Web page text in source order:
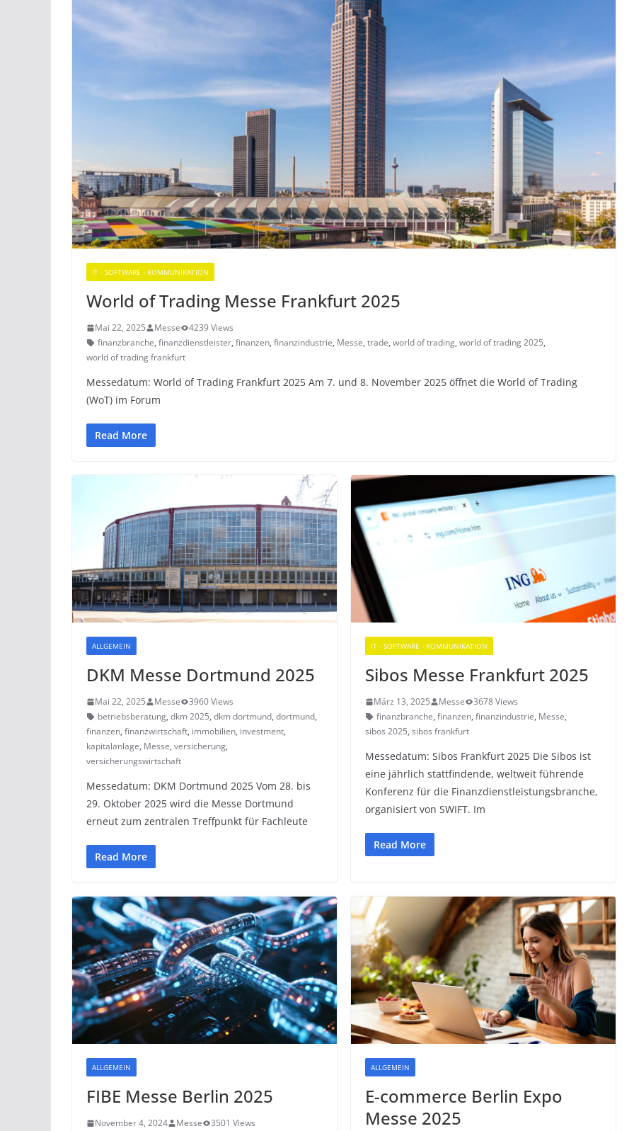
IT - SOFTWARE - KOMMUNIKATION
World of Trading Messe Frankfurt 2025
Mai 22, 2025 Messe
4239 Views
finanzbranche, finanzdienstleister, finanzen, finanzindustrie, Messe, trade, world of trading, world of trading 2025,
world of trading frankfurt
Messedatum: World of Trading Frankfurt 2025 Am 7. und 8. November 2025 öffnet die World of Trading
(WoT) im Forum
Read More
ALLGEMEIN
DKM Messe Dortmund 2025
Mai 22, 2025 Messe
3960 Views
betriebsberatung, dkm 2025, dkm dortmund, dortmund,
finanzen, finanzwirtschaft, immobilien, investment,
kapitalanlage, Messe, versicherung,
versicherungswirtschaft
Messedatum: DKM Dortmund 2025 Vom 28. bis
29. Oktober 2025 wird die Messe Dortmund
erneut zum zentralen Treffpunkt für Fachleute
Read More
IT - SOFTWARE - KOMMUNIKATION
Sibos Messe Frankfurt 2025
März 13, 2025 Messe
3678 Views
finanzbranche, finanzen, finanzindustrie, Messe,
sibos 2025, sibos frankfurt
Messedatum: Sibos Frankfurt 2025 Die Sibos ist
eine jährlich stattfindende, weltweit führende
Konferenz für die Finanzdienstleistungsbranche,
organisiert von SWIFT. Im
Read More
ALLGEMEIN
FIBE Messe Berlin 2025
November 4, 2024 Messe
3501 Views
ALLGEMEIN
E-commerce Berlin Expo
Messe 2025